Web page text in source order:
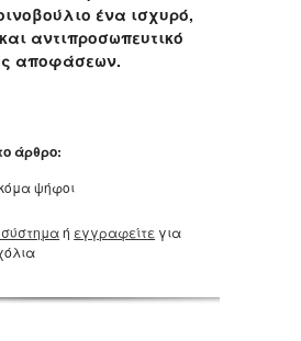
ένα ισχυρό,
αντιπροσωπευτικό
αποφάσεων.
άρθρο:
ψήφοι
σύστημαή εγγραφείτε για